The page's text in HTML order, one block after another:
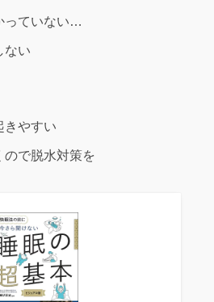
っていない…
ない
やすい
で脱水対策を